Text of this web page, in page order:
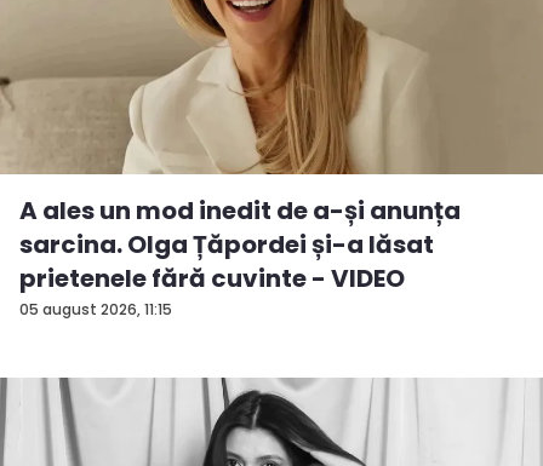
05 august 2026, 11:15
A ales un mod inedit de a-și anunța
sarcina. Olga Țăpordei și-a lăsat
prietenele fără cuvinte - VIDEO